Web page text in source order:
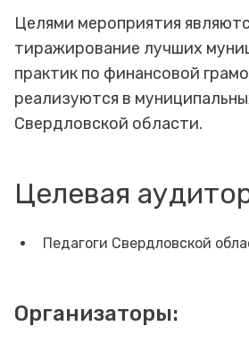
Целями мероприятия
тиражирование лучших
практик по финансовой
реализуются в
Свердловской области.
Целевая
Педагоги Свердловской
Организаторы: